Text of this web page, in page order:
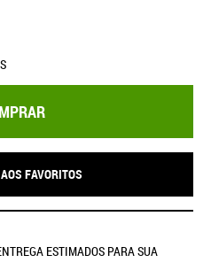
FAVORITOS
ESTIMADOS PARA SUA